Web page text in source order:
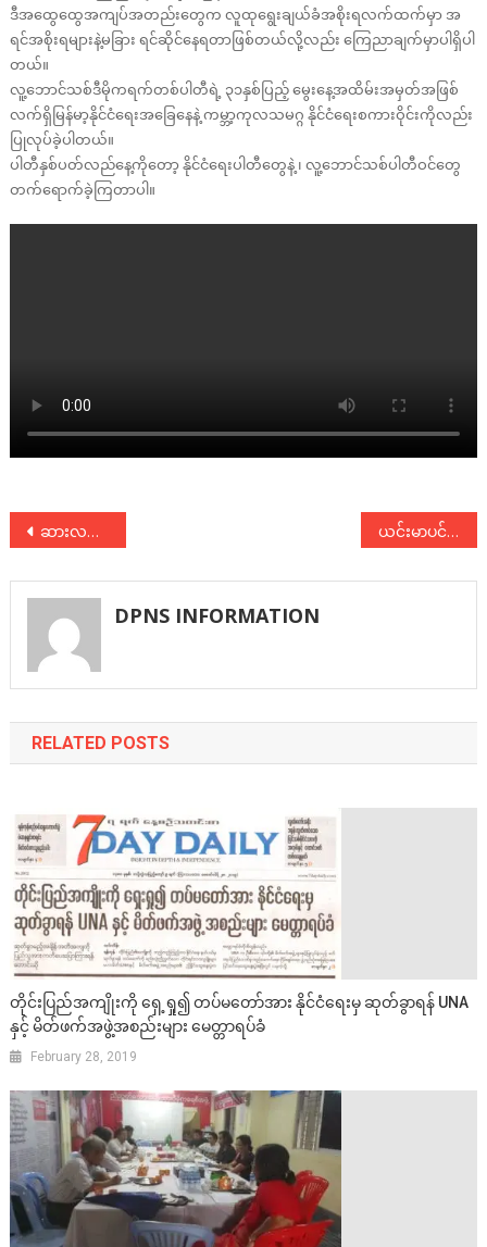
ဒီအထွေထွေအကျပ်အတည်းတွေက လူထုရွေးချယ်ခံအစိုးရလက်ထက်မှာ အ
ရင်အစိုးရများနဲ့မခြား ရင်ဆိုင်နေရတာဖြစ်တယ်လို့လည်း ကြေညာချက်မှာပါရှိပါ
တယ်။
လူ့ဘောင်သစ်ဒီမိုကရက်တစ်ပါတီရဲ့ ၃၁နှစ်ပြည့် မွေးနေ့အထိမ်းအမှတ်အဖြစ်
လက်ရှိမြန်မာ့နိုင်ငံရေးအခြေနေနဲ့ ကမ္ဘာ့ကုလသမဂ္ဂ နိုင်ငံရေးစကားဝိုင်းကိုလည်း
ပြုလုပ်ခဲ့ပါတယ်။
ပါတီနှစ်ပတ်လည်နေ့ကိုတော့ နိုင်ငံရေးပါတီတွေနဲ့ ၊ လူ့ဘောင်သစ်ပါတီဝင်တွေ
တက်ရောက်ခဲ့ကြတာပါ။
Post
navigation
ဆားလင်းကြီးမြို့နယ် ကံကုန်းရွာတွင် ပါတီဝင်များ ဒေသခံအမျိုးသမီးများနှင့် တွေ့ဆုံဆွေးနွေး ယင်းမာပင်မြို့နယ်တွင် ဖက်ဒရယ်အခြေခံသဘောတရားဆွေးနွေးပွဲ ပြုလုပ်
DPNS INFORMATION
RELATED POSTS
တိုင်းပြည်အကျိုးကို ရှေ့ရှု၍ တပ်မတော်အား နိုင်ငံရေးမှ ဆုတ်ခွာရန် UNA
နှင့် မိတ်ဖက်အဖွဲ့အစည်းများ မေတ္တာရပ်ခံ
February 28, 2019